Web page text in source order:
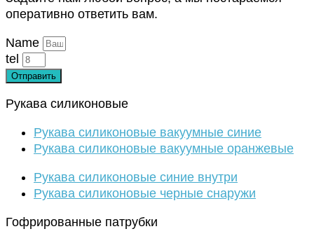
оперативно ответить вам.
Name
tel
Отправить
Рукава силиконовые
Рукава силиконовые вакуумные синие
Рукава силиконовые вакуумные оранжевые
Рукава силиконовые синие внутри
Рукава силиконовые черные снаружи
Гофрированные патрубки